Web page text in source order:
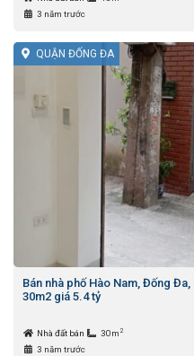
3 năm trước
QUẬN ĐỐNG ĐA
Bán nhà phố Hào Nam, Đống
30m2 giá 5.4 tỷ
Nhà đất bán 30m 2
3 năm trước